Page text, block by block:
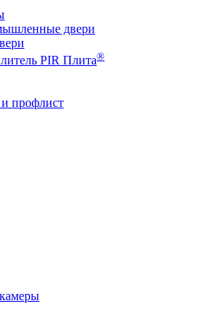
двери
PIR Плита®
профлист